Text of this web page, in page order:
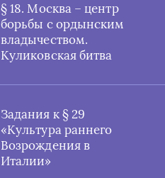
§ 18. Москва – центр
борьбы с ордынским
владычеством.
Куликовская битва
Задания к § 29
«Культура раннего
Возрождения в
Италии»